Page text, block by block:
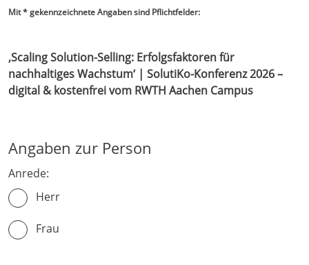
Mit * gekennzeichnete Angaben sind Pflichtfelder:
‚Scaling Solution-Selling: Erfolgsfaktoren für
nachhaltiges Wachstum‘ | SolutiKo-Konferenz 2026 –
digital & kostenfrei vom RWTH Aachen Campus
Angaben zur Person
Anrede:
Herr
Frau